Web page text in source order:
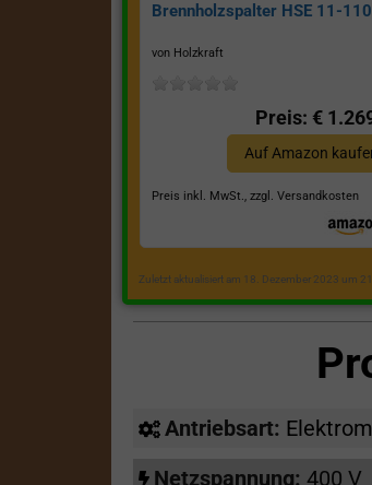
Brennholzspalter HSE 11-
von Holzkraft
Preis: €
Auf Amazon
Preis inkl. MwSt., zzgl. Versandkosten
Zuletzt aktualisiert am 18. Dezember 2023 um
Antriebsart:
Netzspannung: 400 V